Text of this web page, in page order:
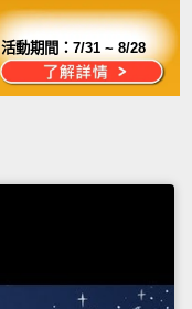
活動期間：7/31 ~ 8/28